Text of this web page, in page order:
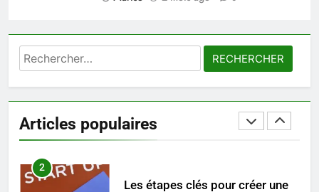
Rechercher :
Articles populaires
sérieux à un tarif juste ?
BIEN ÊTRE
1
reviennent chaque année
MODE
2
Les étapes clés pour créer une